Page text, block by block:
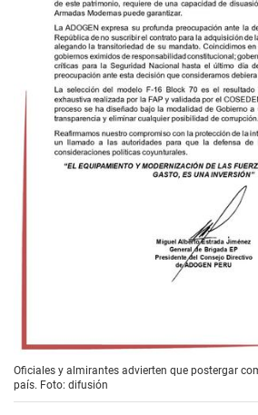
Oficiales y almirantes advierten que postergar
En el pronunciamiento, Adogen
escenario global ha cambiado y
activos que requieren protección
actual era, donde el orden
cooperación a la fragmentación